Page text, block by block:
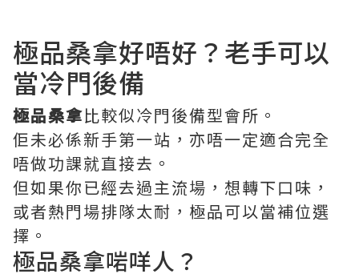
極品桑拿好唔好？老手可以
當冷門後備
極品桑拿比較似冷門後備型會所。
佢未必係新手第一站，亦唔一定適合完全
唔做功課就直接去。
但如果你已經去過主流場，想轉下口味，
或者熱門場排隊太耐，極品可以當補位選
擇。
極品桑拿啱咩人？